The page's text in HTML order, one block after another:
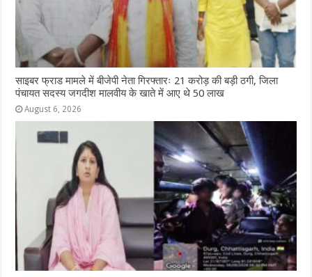
साइबर फ्राड मामले में बीजेपी नेता गिरफ्तारः 21 करोड़ की बड़ी ठगी, जिला
पंचायत सदस्य जगदीश मालवीय के खाते में आए थे 50 लाख
August 6, 2026